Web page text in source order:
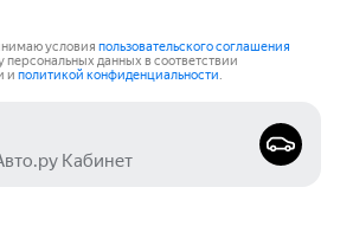
условия пользовательского соглашения
персональных данных в соответствии
и политикой конфиденциальности.
Кабинет